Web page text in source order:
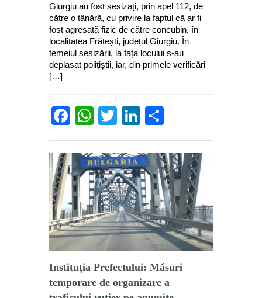
Giurgiu au fost sesizați, prin apel 112, de
către o tânără, cu privire la faptul că ar fi
fost agresată fizic de către concubin, în
localitatea Frătești, județul Giurgiu. În
temeiul sesizării, la fața locului s-au
deplasat polițiștii, iar, din primele verificări
[…]
Facebook
WhatsApp
TwitterLinkedIn
Instituția Prefectului: Măsuri
temporare de organizare a